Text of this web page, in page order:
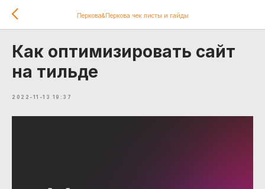
Перкова&Перкова чек листы и гайды
Как оптимизировать сайт
на тильде
2022-11-13 19:37